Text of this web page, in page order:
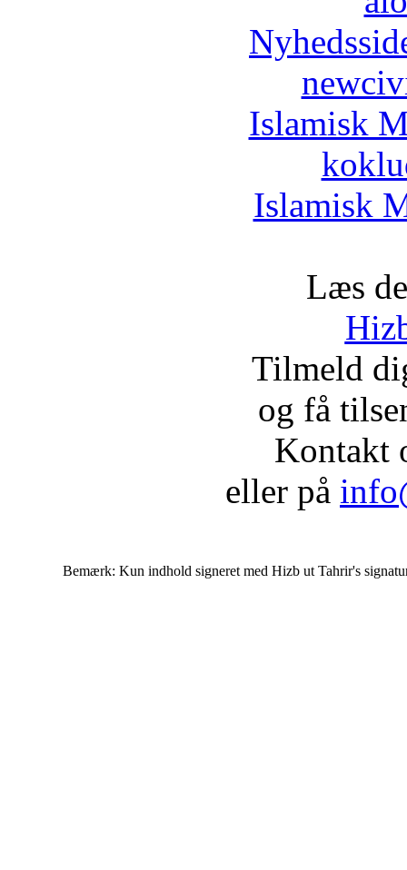
Islamisk
Islamisk
Læs
Tilmeld
og få
Kontakt
eller på
Bemærk: Kun indhold signeret med Hizb ut Tahrir's